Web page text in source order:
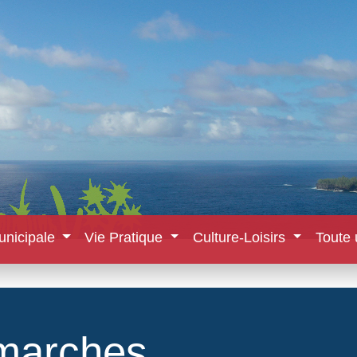
Vie Pratique Culture-Loisirs Toute